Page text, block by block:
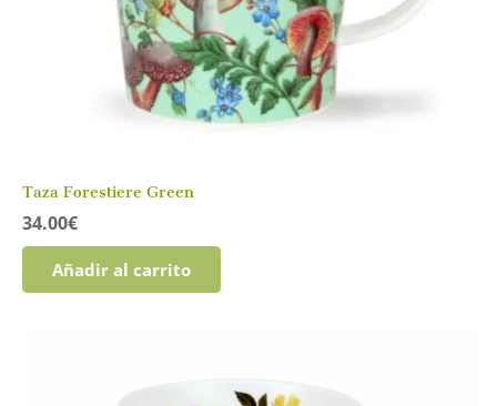
Taza Forestiere Green
34.00€
Añadir al carrito